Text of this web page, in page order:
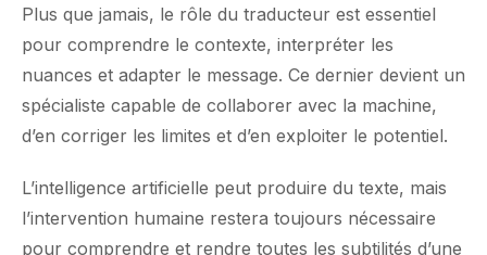
Plus que jamais, le rôle du traducteur est essentiel
pour comprendre le contexte, interpréter les
nuances et adapter le message. Ce dernier devient un
spécialiste capable de collaborer avec la machine,
d’en corriger les limites et d’en exploiter le potentiel.
L’intelligence artificielle peut produire du texte, mais
l’intervention humaine restera toujours nécessaire
pour comprendre et rendre toutes les subtilités d’une